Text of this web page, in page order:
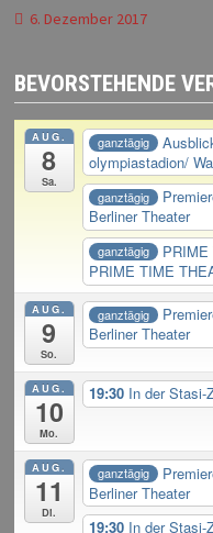
6. Dezember 2017
BEVORSTEHENDE
AUG.
8
Sa.
ganztägig
olympiastadion/
ganztägig
Berliner Theater
ganztägig
PRIME TIME
AUG.
9
So.
ganztägig
Berliner Theater
AUG.
10
Mo.
19:30 In der Stasi-
AUG.
11
Di.
ganztägig
Berliner Theater
19:30 In der Stasi-